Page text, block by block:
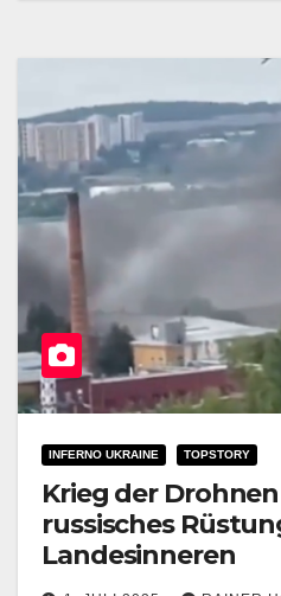
INFERNO UKRAINE TOPSTORY
Krieg der
russisches
Landesinneren